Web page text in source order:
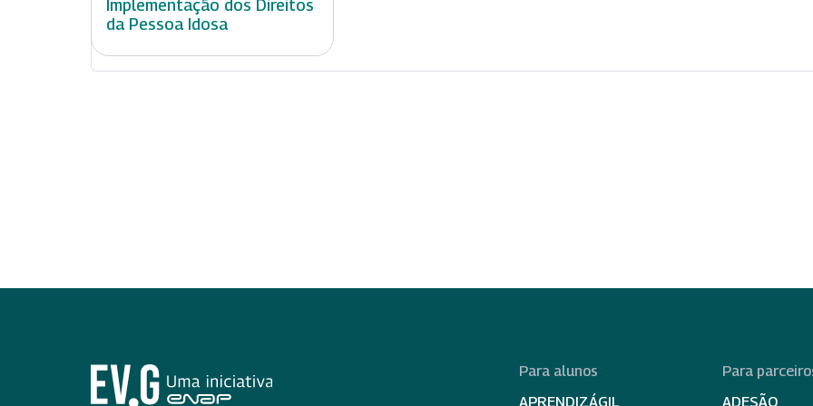
Implementação dos Direitos
da Pessoa Idosa
Para alunos
APRENDIZÁGIL
Para
ADESÃO